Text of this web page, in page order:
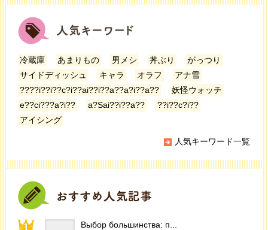
冷蔵庫 あまりもの 男メシ 丼ぶり
がっつり
サイドディッシュ
キャラ オラフ
アナ雪
????i??i??c?i??ai??i??a??a?i??a??
妖怪ウォッチ
e??ci???a?i??
a?Sai??i??a??
??i??c?i??
アイシング
人気キーワード一覧
Выбор большинства: п...